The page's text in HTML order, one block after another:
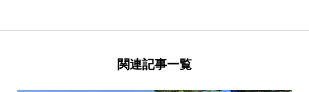
関連記事一覧